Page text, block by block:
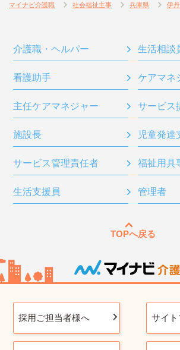
マイナビ介護職 社会福祉主事 兵庫県 伊
介護職・ヘルパー 生活相談
看護助手 ケアマネ
主任ケアマネジャー サービス
施設長 児童発達
サービス管理責任者 福祉用具
生活支援員 管理者
TOPへ戻る
採用ご担当者様へ サイ